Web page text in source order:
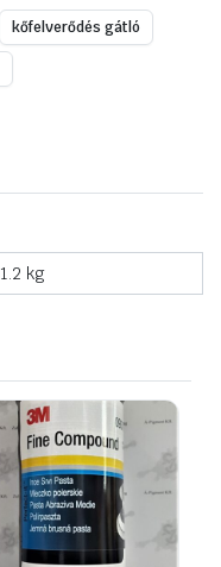
kőfelverődés gátló
1.2 kg